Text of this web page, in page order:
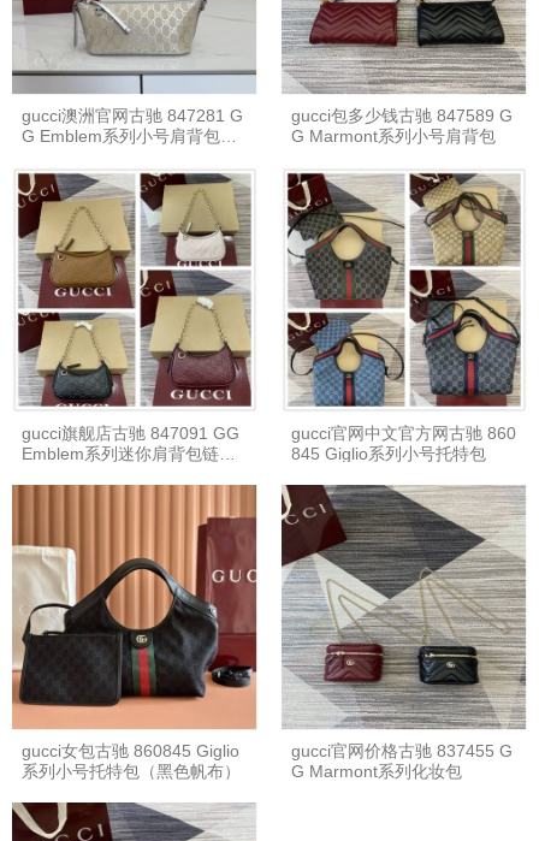
gucci澳洲官网古驰 847281 G
G Emblem系列小号肩背包
gucci包多少钱古驰 847589 G
G Marmont系列小号肩背包
gucci旗舰店古驰 847091 GG
Emblem系列迷你肩背包链条
gucci官网中文官方网古驰 860
845 Giglio系列小号托特包
gucci女包古驰 860845 Giglio
系列小号托特包（黑色帆布）
gucci官网价格古驰 837455 G
G Marmont系列化妆包